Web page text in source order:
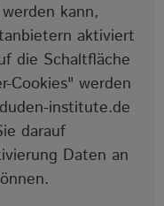
kann,
aktiviert
die Schaltfläche
Cookies" werden
institute.de
darauf
Daten an